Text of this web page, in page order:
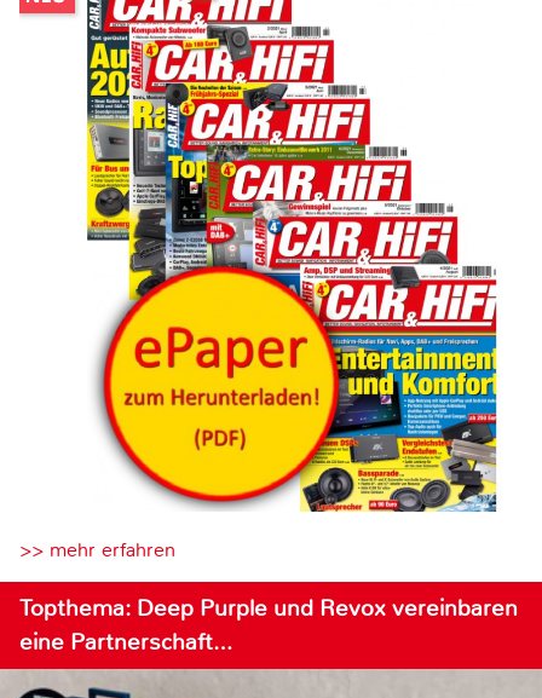
>> mehr erfahren
Topthema: Deep Purple und Revox vereinbaren
eine Partnerschaft…